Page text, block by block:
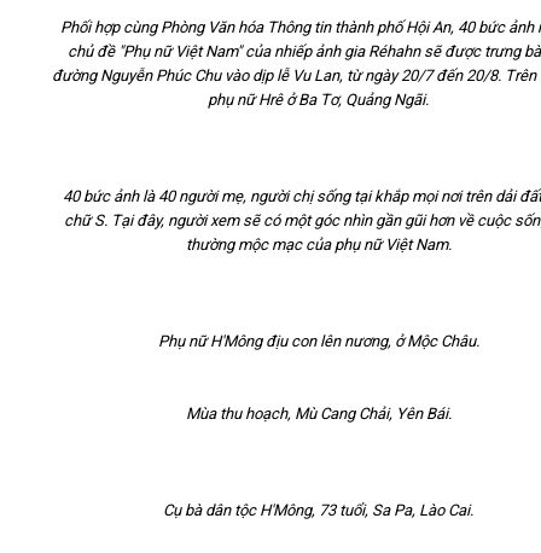
Phối hợp cùng Phòng Văn hóa Thông tin thành phố Hội An, 40 bức ảnh
chủ đề "Phụ nữ Việt Nam" của nhiếp ảnh gia Réhahn sẽ được trưng
đường Nguyễn Phúc Chu vào dịp lễ Vu Lan, từ ngày 20/7 đến 20/8. Trên
phụ nữ Hrê ở Ba Tơ, Quảng Ngãi.
40 bức ảnh là 40 người mẹ, người chị sống tại khắp mọi nơi trên dải
chữ S. Tại đây, người xem sẽ có một góc nhìn gần gũi hơn về cuộc
thường mộc mạc của phụ nữ Việt Nam.
Phụ nữ H'Mông địu con lên nương, ở Mộc Châu.
Mùa thu hoạch, Mù Cang Chải, Yên Bái.
Cụ bà dân tộc H'Mông, 73 tuổi, Sa Pa, Lào Cai.